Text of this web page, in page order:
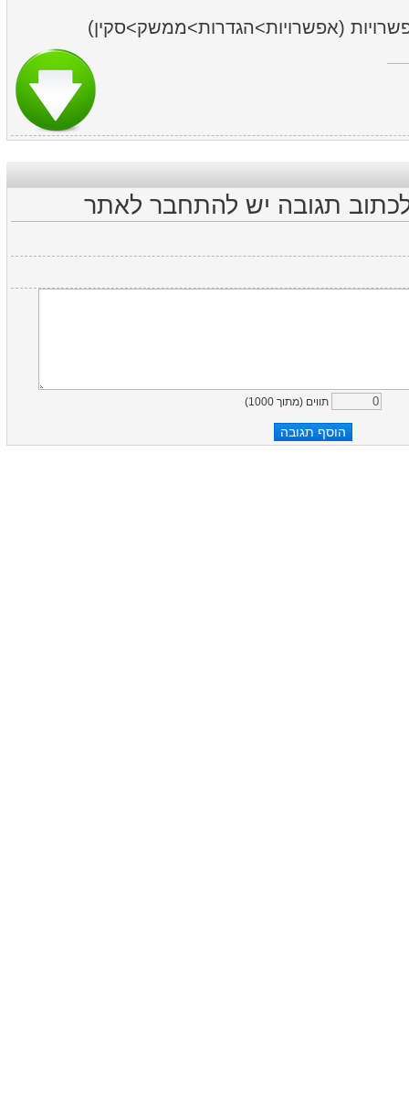
(אפשרויות>הגדרות>ממשק>סקין)
תגובה יש להתחבר לאתר
תווים (מתוך 1000
)